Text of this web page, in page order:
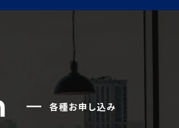
各種お申し込み